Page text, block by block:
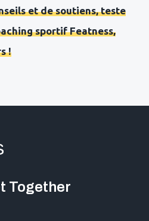
et de soutiens, teste
sportif Featness,
!
Together